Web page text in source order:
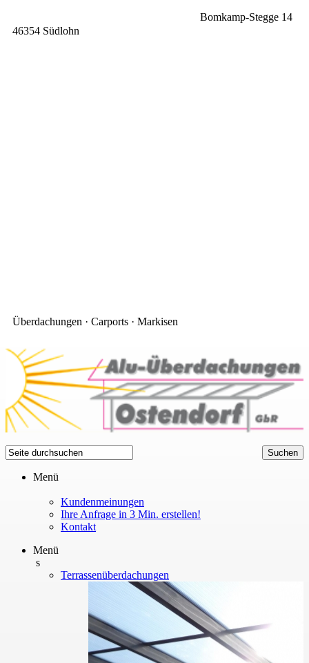
Bomkamp-Stegge 14
46354 Südlohn
Überdachungen · Carports · Markisen
Menü
Kundenmeinungen
Ihre Anfrage in 3 Min. erstellen!
Kontakt
Menü
s
Terrassenüberdachungen